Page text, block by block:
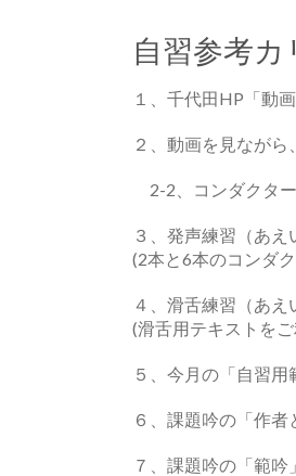
自習参考
１、千代田HP「動
２、動画を見ながら
2-2、コンダクタ
３、発声練習（あえ
(2本と6本のコンダ
４、滑舌練習（あえ
(滑舌用テキストを
５、今月の「自習
６、課題吟の「作者
７、課題吟の「範吟